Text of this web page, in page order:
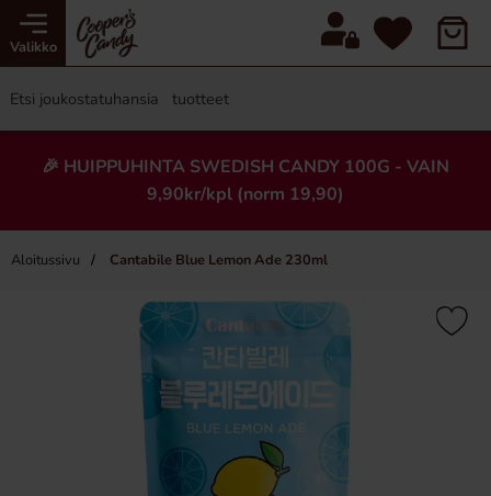
Valikko
🎉 HUIPPUHINTA SWEDISH CANDY 100G - VAIN
9,90kr/kpl (norm 19,90)
Aloitussivu Cantabile Blue Lemon Ade 230ml
×